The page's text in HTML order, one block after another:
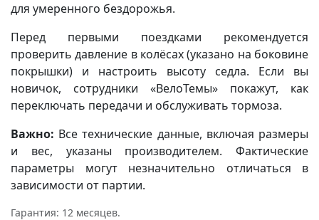
для умеренного бездорожья.
Перед первыми поездками рекомендуется
проверить давление в колёсах (указано на боковине
покрышки) и настроить высоту седла. Если вы
новичок, сотрудники «ВелоТемы» покажут, как
переключать передачи и обслуживать тормоза.
Важно: Все технические данные, включая размеры
и вес, указаны производителем. Фактические
параметры могут незначительно отличаться в
зависимости от партии.
Гарантия: 12 месяцев.